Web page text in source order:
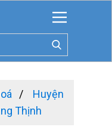
Huyện
Thịnh